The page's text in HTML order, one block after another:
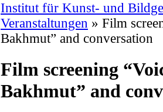
Institut für Kunst- und
Veranstaltungen » Film
Bakhmut” and conversation
Film screening
Bakhmut” and